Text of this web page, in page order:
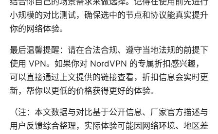
小规模的对比测试，确保选中的节点和协议能真实提升
你的网络体验。
最后温馨提醒：请在合法合规、遵守当地法规的前提下
使用 VPN。如果你对 NordVPN 的专属折扣感兴趣，
可以直接通过上文提供的链接查看，折扣信息会实时更
新，帮你以更低的价格获得更好的体验。
（注：本文数据与对比基于公开信息、厂家官方描述与
用户反馈综合整理，实际体验可能因网络环境、地区差